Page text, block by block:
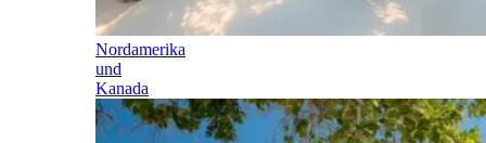
Nordamerika
und
Kanada